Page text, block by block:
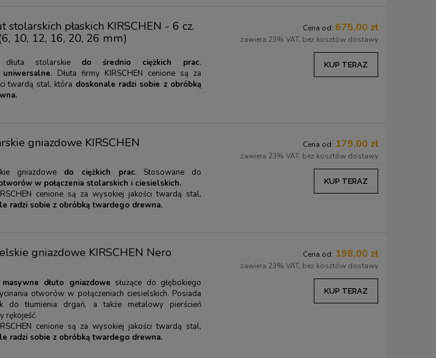
Skrobak do renowacji mebli TAJIMA
KUP TERAZ
Zestaw kreatywny - pirograf
podstawowy z 9 końcówkami i
drewnianą kasetką PEBARO
Drut tnący do
KUP TERAZ
stolarskich płaskich KIRSCHEN - 6 cz.
10, 12, 16, 20, 26 mm)
dłuta stolarskie do średnio ciężkich prac.
uniwersalne. Dłuta firmy KIRSCHEN cenione są za
twardą stal, która doskonale radzi sobie z obróbką
Cena od: 675,00 zł
zawiera 23% VAT, bez kosztów dostawy
KUP TERAZ
gniazdowe KIRSCHEN
gniazdowe do ciężkich prac. Stosowane do
w połączenia stolarskich i ciesielskich.
cenione są za wysokiej jakości twardą stal,
radzi sobie z obróbką twardego drewna.
Cena od: 179,00 zł
zawiera 23% VAT, bez kosztów dostawy
KUP TERAZ
gniazdowe KIRSCHEN Nero
dłuto gniazdowe służące do głębokiego
otworów w połączeniach ciesielskich. Posiada
do tłumienia drgań, a także metalowy pierścień
rękojeść.
cenione są za wysokiej jakości twardą stal,
radzi sobie z obróbką twardego drewna.
Cena od: 198,00 zł
zawiera 23% VAT, bez kosztów dostawy
KUP TERAZ